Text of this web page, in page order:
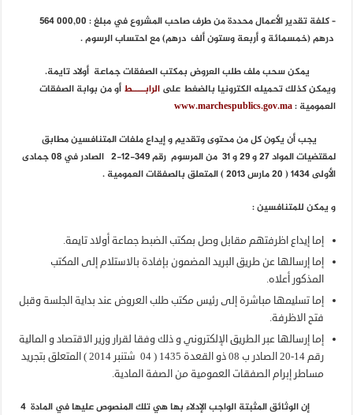
– كلفة تقدير الأعمال محددة من طرف صاحب المشروع في مبلغ : 564 000,00
درهم(خمسمائة و أربعة وستون ألف درهم) مع احتساب الرسوم .
يمكن سحب ملف طلب العروض بمكتب الصفقات جماعة أولاد تايمة.
ويمكن كذلك تحميله الكترونيا بالضغط علىالرابــــط أو من بوابة الصفقات
العمومية :www.marchespublics.gov.ma
يجب أن يكون كل من محتوى وتقديم و إيداع ملفات المتنافسين مطابق
لمقتضيات المواد 27 و 29 و 31 من المرسوم رقم 349-12-2 الصادر في 08 جمادى
الأولى 1434 ( 20 مارس 2013 ) المتعلق بالصفقات العمومية .
و يمكن للمتنافسين :
إما إيداع اظرفتهم مقابل وصل بمكتب الضبط جماعة أولاد تايمة.
إما إرسالها عن طريق البريد المضمون بإفادة بالاستلام إلى المكتب
المذكور أعلاه.
إما تسليمها مباشرة إلى رئيس مكتب طلب العروض عند بداية الجلسة وقبل
فتح الاظرفة.
إما إرسالها عبر الطريق الإلكتروني و ذلك وفقا لقرار وزير الاقتصاد و المالية
رقم 14-20 الصادر ب 08 ذو القعدة 1435 ( 04 شتنبر 2014 ) المتعلق بتجريد
مساطر إبرام الصفقات العمومية من الصفة المادية.
إن الوثائق المثبتة الواجب الإدلاء بها هي تلك المنصوص عليها في المادة4